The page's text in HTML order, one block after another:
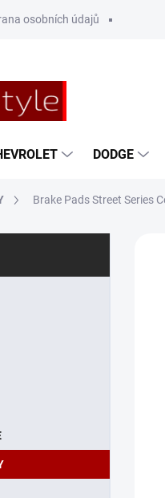
osobních údajů
DODGE
Brake Pads Street Series